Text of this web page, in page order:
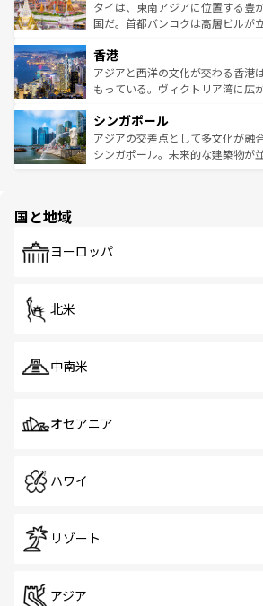
わってみてほしい。 なお
覧を参照してほしい。
ーチミン市のフランス統治時代の
醸し出している。また、バラエテ
とつ。フォーやバインミー、ベト
ひ現地で味わいたい。どの地域を
が旅行者を迎えてくれるので、き
参照してほしい。
タイは、東南アジアに位置する豊
国だ。首都バンコクは高層ビルが
の活気が交差している。北部では
帯で自然と触れ合い、南部ではプ
いビーチでリゾート気分を楽しむ
激する。気候は一年中温暖で、ど
が待っている。親しみやすいタイ
た文化、そして多様な観光資源が
香港
アジアと西洋の文化が交わる香港
もっている。ヴィクトリア湾に広
み、どこを訪れても感動するはず
ており、効率よく見どころを回れ
うな絶景から文化的な体験まで、
シンガポール
アジアの交差点として多文化が融
シンガポール。未来的な建築物が
で、ホーカーズは地元の風情を楽
国と地域
ヨーロッパ
北米
中南米
オセアニア
ハワイ
リゾート
アジア